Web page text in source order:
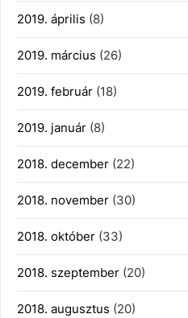
2019. április (8)
2019. március (26)
2019. február (18)
2019. január (8)
2018. december (22)
2018. november (30)
2018. október (33)
2018. szeptember (20)
2018. augusztus (20)